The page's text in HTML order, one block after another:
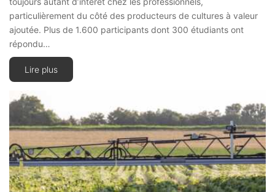
particulièrement du côté des producteurs de cultures à valeur
ajoutée. Plus de 1.600 participants dont 300 étudiants ont
répondu…
Lire plus